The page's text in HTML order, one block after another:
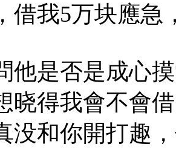
借我5万块應急
他是否是成心
晓得我會不會
没和你開打趣